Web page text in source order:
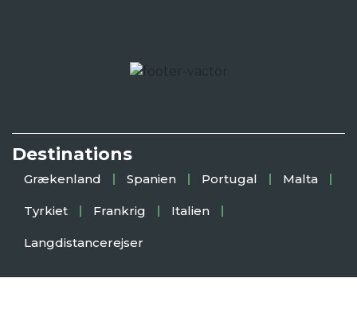
Destinations
Grækenland Spanien Portugal Malta
Tyrkiet Frankrig Italien
Langdistancerejser